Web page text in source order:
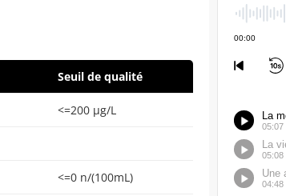
Seuil de qualité
<=200 µg/L
<=0 n/(100mL)